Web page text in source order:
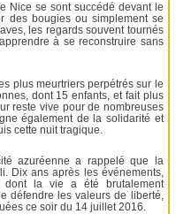
Nice se sont succédé devant le
des bougies ou simplement se
les regards souvent tournés
à se reconstruire sans
plus meurtriers perpétrés sur le
dont 15 enfants, et fait plus
reste vive pour de nombreuses
également de la solidarité et
cette nuit tragique.
azuréenne a rappelé que la
Dix ans après les événements,
dont la vie a été brutalement
défendre les valeurs de liberté,
ce soir du 14 juillet 2016.